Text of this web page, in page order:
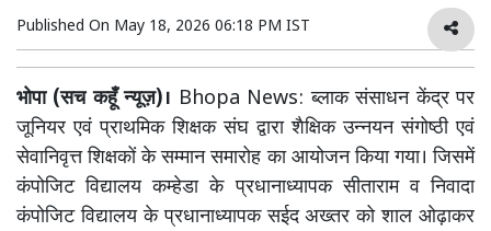
Published On May 18, 2026 06:18 PM IST
भोपा (सच कहूँ न्यूज़)। Bhopa News: ब्लाक संसाधन केंद्र पर
जूनियर एवं प्राथमिक शिक्षक संघ द्वारा शैक्षिक उन्नयन संगोष्ठी एवं
सेवानिवृत्त शिक्षकों के सम्मान समारोह का आयोजन किया गया। जिसमें
कंपोजिट विद्यालय कम्हेडा के प्रधानाध्यापक सीताराम व निवादा
कंपोजिट विद्यालय के प्रधानाध्यापक सईद अख्तर को शाल ओढ़ाकर